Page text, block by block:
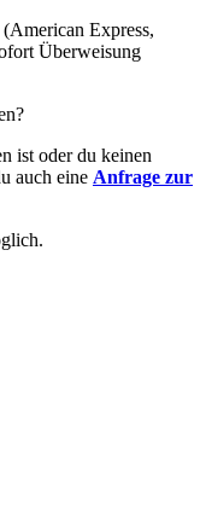
Express,
Überweisung
ist oder du keinen
auch eine Anfrage zur